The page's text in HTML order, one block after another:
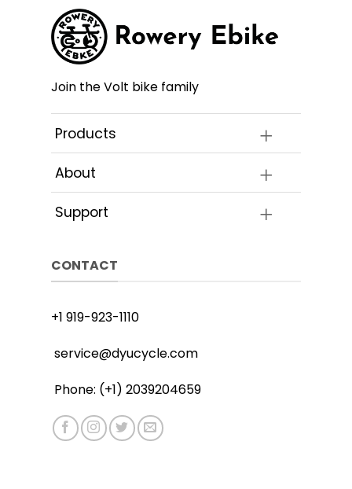
stronie
produktu
Join the Volt bike family
Products
About
Support
CONTACT
+1 919-923-1110
service@dyucycle.com
Phone: (+1) 2039204659